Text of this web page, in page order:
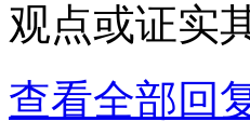
观点或证实
查看全部回